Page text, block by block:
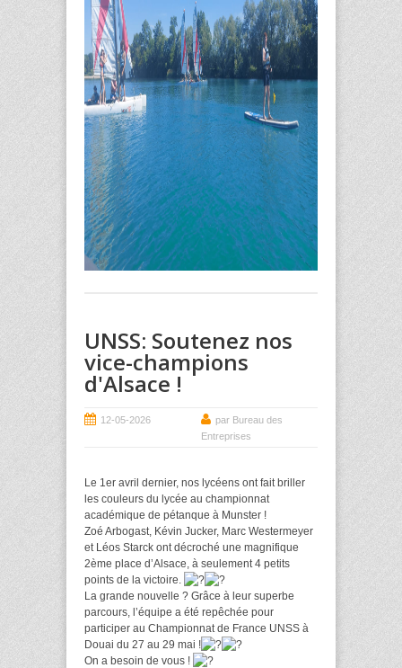
UNSS: Soutenez nos
vice-champions
d'Alsace !
12-05-2026
par Bureau des
Entreprises
Le 1er avril dernier, nos lycéens ont fait briller
les couleurs du lycée au championnat
académique de pétanque à Munster !
Zoé Arbogast, Kévin Jucker, Marc Westermeyer
et Léos Starck ont décroché une magnifique
2ème place d’Alsace, à seulement 4 petits
points de la victoire.
La grande nouvelle ? Grâce à leur superbe
parcours, l’équipe a été repêchée pour
participer au Championnat de France UNSS à
Douai du 27 au 29 mai !
On a besoin de vous !